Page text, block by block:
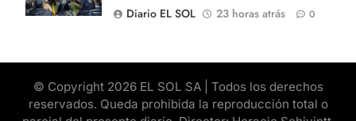
Diario EL SOL
23 horas atrás 0
© Copyright 2026 EL SOL SA | Todos los derechos
reservados. Queda prohibida la reproducción total o